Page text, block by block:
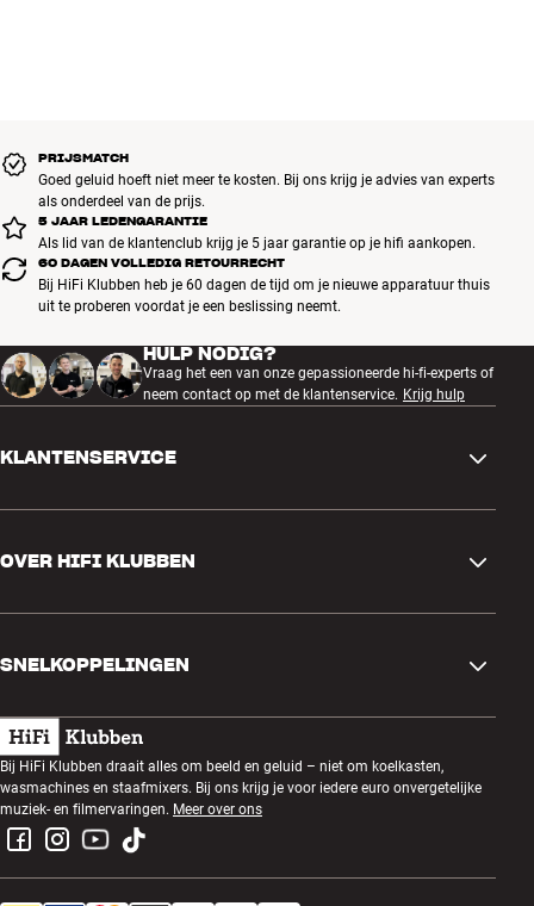
PRIJSMATCH
Goed geluid hoeft niet meer te kosten. Bij ons krijg je advies van experts
als onderdeel van de prijs.
5 JAAR LEDENGARANTIE
Als lid van de klantenclub krijg je 5 jaar garantie op je hifi aankopen.
60 DAGEN VOLLEDIG RETOURRECHT
Bij HiFi Klubben heb je 60 dagen de tijd om je nieuwe apparatuur thuis
uit te proberen voordat je een beslissing neemt.
HULP NODIG?
Vraag het een van onze gepassioneerde hi-fi-experts of
neem contact op met de klantenservice. Krijg hulp
KLANTENSERVICE
Ruilen en retourneren
Bestelling herroepen
Algemene voorwaarden
Privacybeleid
OVER HIFI KLUBBEN
Klantenclub
Luisteravond
Prijsvragen
Werken bij HiFi Klubben
SNELKOPPELINGEN
Cadeaubonnen
Bouwen met geluid
Montage en installatie
Bij HiFi Klubben draait alles om beeld en geluid – niet om koelkasten,
wasmachines en staafmixers. Bij ons krijg je voor iedere euro onvergetelijke
muziek- en filmervaringen. Meer over ons